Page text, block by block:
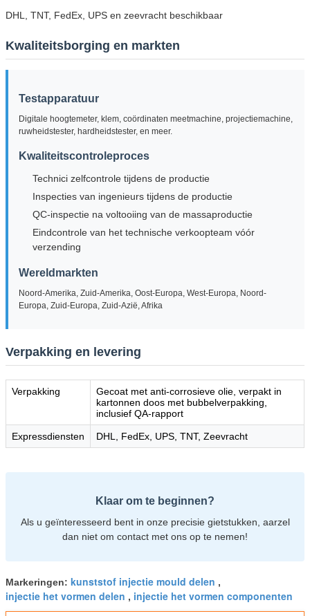
DHL, TNT, FedEx, UPS en zeevracht beschikbaar
Kwaliteitsborging en markten
Testapparatuur
Digitale hoogtemeter, klem, coördinaten meetmachine, projectiemachine,
ruwheidstester, hardheidstester, en meer.
Kwaliteitscontroleproces
Technici zelfcontrole tijdens de productie
Inspecties van ingenieurs tijdens de productie
QC-inspectie na voltooiing van de massaproductie
Eindcontrole van het technische verkoopteam vóór
verzending
Wereldmarkten
Noord-Amerika, Zuid-Amerika, Oost-Europa, West-Europa, Noord-
Europa, Zuid-Europa, Zuid-Azië, Afrika
Verpakking en levering
Verpakking
Gecoat met anti-corrosieve olie, verpakt in
kartonnen doos met bubbelverpakking,
inclusief QA-rapport
Expressdiensten DHL, FedEx, UPS, TNT, Zeevracht
Klaar om te beginnen?
Als u geïnteresseerd bent in onze precisie gietstukken, aarzel
dan niet om contact met ons op te nemen!
Markeringen: kunststof injectie mould delen ,
injectie het vormen delen , injectie het vormen componenten